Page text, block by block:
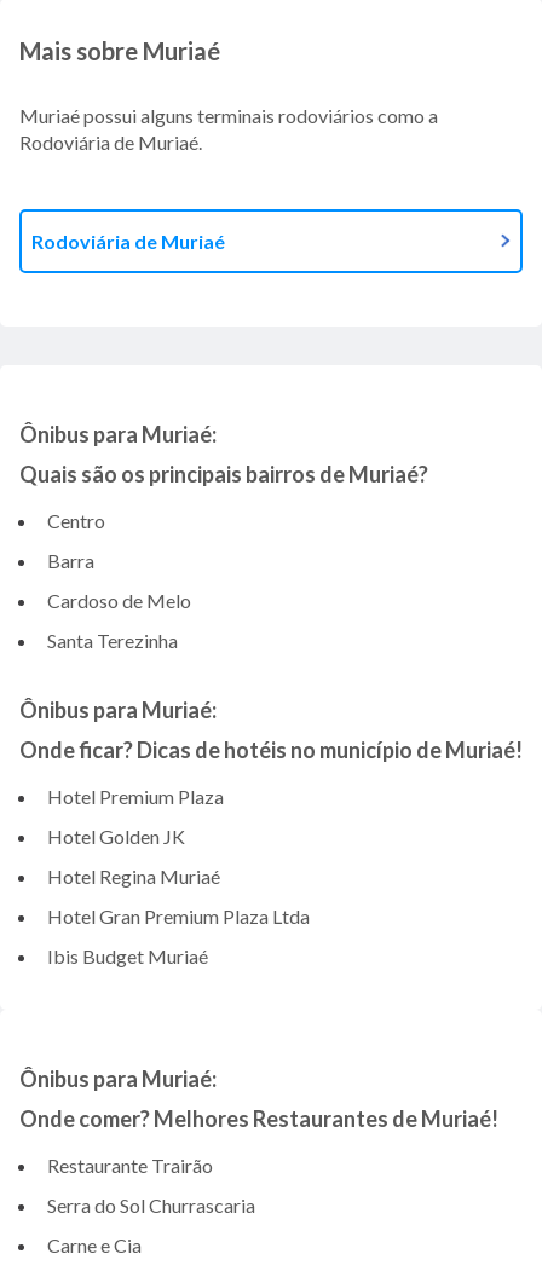
Mais sobre Muriaé
Muriaé possui alguns terminais rodoviários como a
Rodoviária de Muriaé.
Rodoviária de Muriaé
Ônibus para Muriaé:
Quais são os principais bairros de Muriaé?
Centro
Barra
Cardoso de Melo
Santa Terezinha
Ônibus para Muriaé:
Onde ficar? Dicas de hotéis no município de Muriaé!
Hotel Premium Plaza
Hotel Golden JK
Hotel Regina Muriaé
Hotel Gran Premium Plaza Ltda
Ibis Budget Muriaé
Ônibus para Muriaé:
Onde comer? Melhores Restaurantes de Muriaé!
Restaurante Trairão
Serra do Sol Churrascaria
Carne e Cia